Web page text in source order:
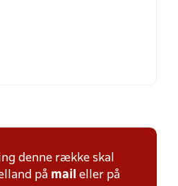
denne række skal
på mail eller på